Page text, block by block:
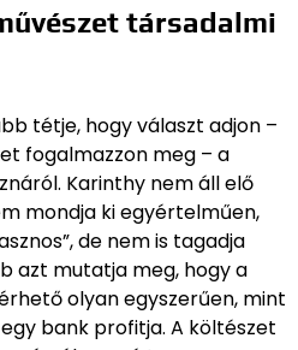
társadalmi
tétje, hogy választ adjon –
fogalmazzon meg – a
Karinthy nem áll elő
mondja ki egyértelműen,
de nem is tagadja
azt mutatja meg, hogy a
olyan egyszerűen, mint
bank profitja. A költészet